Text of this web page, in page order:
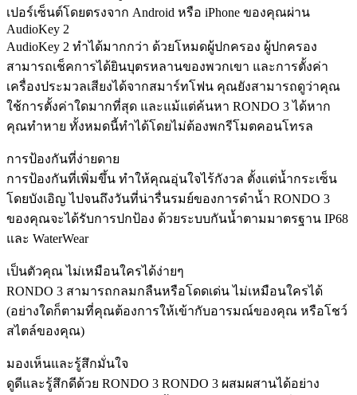
เปอร์เซ็นต์โดยตรงจาก Android หรือ iPhone ของคุณผ่าน
AudioKey 2
AudioKey 2 ทำได้มากกว่า ด้วยโหมดผู้ปกครอง ผู้ปกครอง
สามารถเช็คการได้ยินบุตรหลานของพวกเขา และการตั้งค่า
เครื่องประมวลเสียงได้จากสมาร์ทโฟน คุณยังสามารถดูว่าคุณ
ใช้การตั้งค่าใดมากที่สุด และแม้แต่ค้นหา RONDO 3 ได้หาก
คุณทำหาย ทั้งหมดนี้ทำได้โดยไม่ต้องพกรีโมตคอนโทรล
การป้องกันที่ง่ายดาย
การป้องกันที่เพิ่มขึ้น ทำให้คุณอุ่นใจไร้กังวล ตั้งแต่น้ำกระเซ็น
โดยบังเอิญ ไปจนถึงวันที่น่ารื่นรมย์ของการดำน้ำ RONDO 3
ของคุณจะได้รับการปกป้อง ด้วยระบบกันน้ำตามมาตรฐาน IP68
และ WaterWear
เป็นตัวคุณ ไม่เหมือนใครได้ง่ายๆ
RONDO 3 สามารถกลมกลืนหรือโดดเด่น ไม่เหมือนใครได้
(อย่างใดก็ตามที่คุณต้องการให้เข้ากับอารมณ์ของคุณ หรือโชว์
สไตล์ของคุณ)
มองเห็นและรู้สึกมั่นใจ
ดูดีและรู้สึกดีด้วย RONDO 3 RONDO 3 ผสมผสานได้อย่าง